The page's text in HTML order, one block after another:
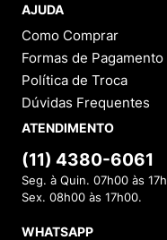
AJUDA
Como Comprar
Formas de Pagamento
Política de Troca
Dúvidas Frequentes
ATENDIMENTO
(11) 4380-6061
Seg. à Quin. 07h00 às
Sex. 08h00 às 17h00.
WHATSAPP